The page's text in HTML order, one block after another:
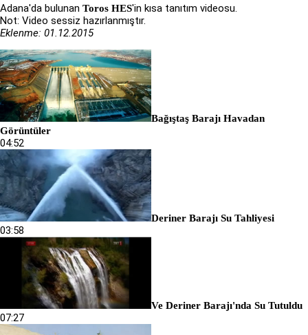
Adana'da bulunan Toros HES'in kısa tanıtım videosu.
Not: Video sessiz hazırlanmıştır.
Eklenme: 01.12.2015
Bağıştaş Barajı Havadan
Görüntüler
04:52
Deriner Barajı Su Tahliyesi
03:58
Ve Deriner Barajı'nda Su Tutuldu
07:27